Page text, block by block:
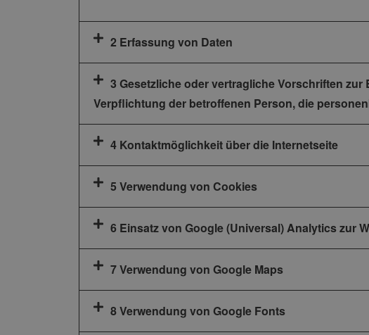
2 Erfassung von Daten
3 Gesetzliche oder vertragliche Vorschriften
Verpflichtung der betroffenen Person, die
4 Kontaktmöglichkeit über die Internetseite
5 Verwendung von Cookies
6 Einsatz von Google (Universal) Analytics zur
7 Verwendung von Google Maps
8 Verwendung von Google Fonts